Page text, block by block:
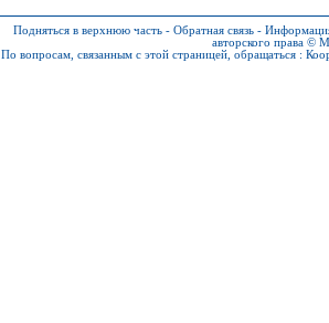
Подняться в верхнюю часть - Обратная связь -
авторского права ©
По вопросам, связанным с этой страницей, обращаться :